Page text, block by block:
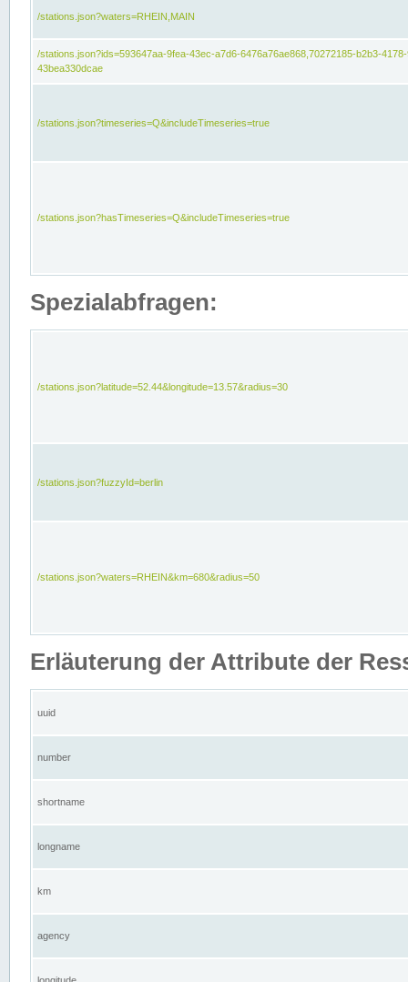
/stations.json?waters=RHEIN,MAIN
/stations.json?ids=593647aa-9fea-43ec-a7d6-6476a76ae868,70272185-b2b3-
43bea330dcae
/stations.json?timeseries=Q&includeTimeseries=true
/stations.json?hasTimeseries=Q&includeTimeseries=true
Spezialabfragen:
/stations.json?latitude=52.44&longitude=13.57&radius=30
/stations.json?fuzzyId=berlin
/stations.json?waters=RHEIN&km=680&radius=50
Erläuterung der Attribute der
uuid
number
shortname
longname
km
agency